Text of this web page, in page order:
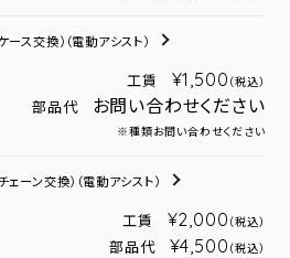
ース交換） （電動アシスト）
工賃 ¥1,500 （税込）
部品代 お問い合わせください
※種類お問い合わせください
ェーン交換） （電動アシスト）
工賃 ¥2,000 （税込）
部品代 ¥4,500 （税込）